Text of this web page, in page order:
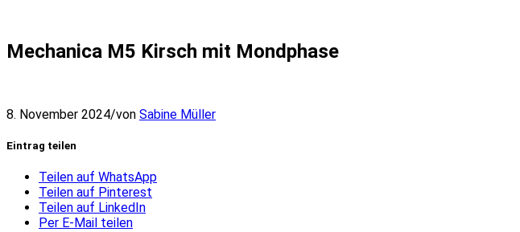
Mechanica M5 Kirsch mit Mondphase
8. November 2024/von Sabine Müller
Eintrag teilen
Teilen auf WhatsApp
Teilen auf Pinterest
Teilen auf LinkedIn
Per E-Mail teilen